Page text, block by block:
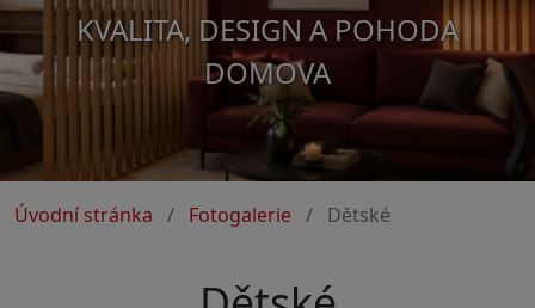
KVALITA, DESIGN A POHODA
DOMOVA
Úvodní stránka Fotogalerie Dětské